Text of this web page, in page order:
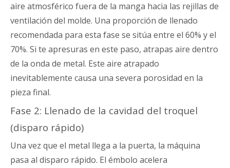
aire atmosférico fuera de la manga hacia las rejillas de
ventilación del molde. Una proporción de llenado
recomendada para esta fase se sitúa entre el 60% y el
70%. Si te apresuras en este paso, atrapas aire dentro
de la onda de metal. Este aire atrapado
inevitablemente causa una severa porosidad en la
pieza final.
Fase 2: Llenado de la cavidad del troquel
(disparo rápido)
Una vez que el metal llega a la puerta, la máquina
pasa al disparo rápido. El émbolo acelera